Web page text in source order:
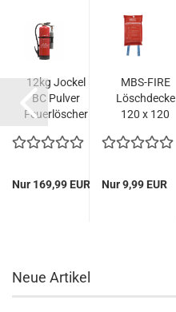
6L
12kg Jockel
BC Pulver
Feuerlöscher
feste...
Nur 169,99 EUR
MBS-FIRE
Löschdecke
120 x 120
1869:2019...
Nur 9,99 EUR
Neue Artikel